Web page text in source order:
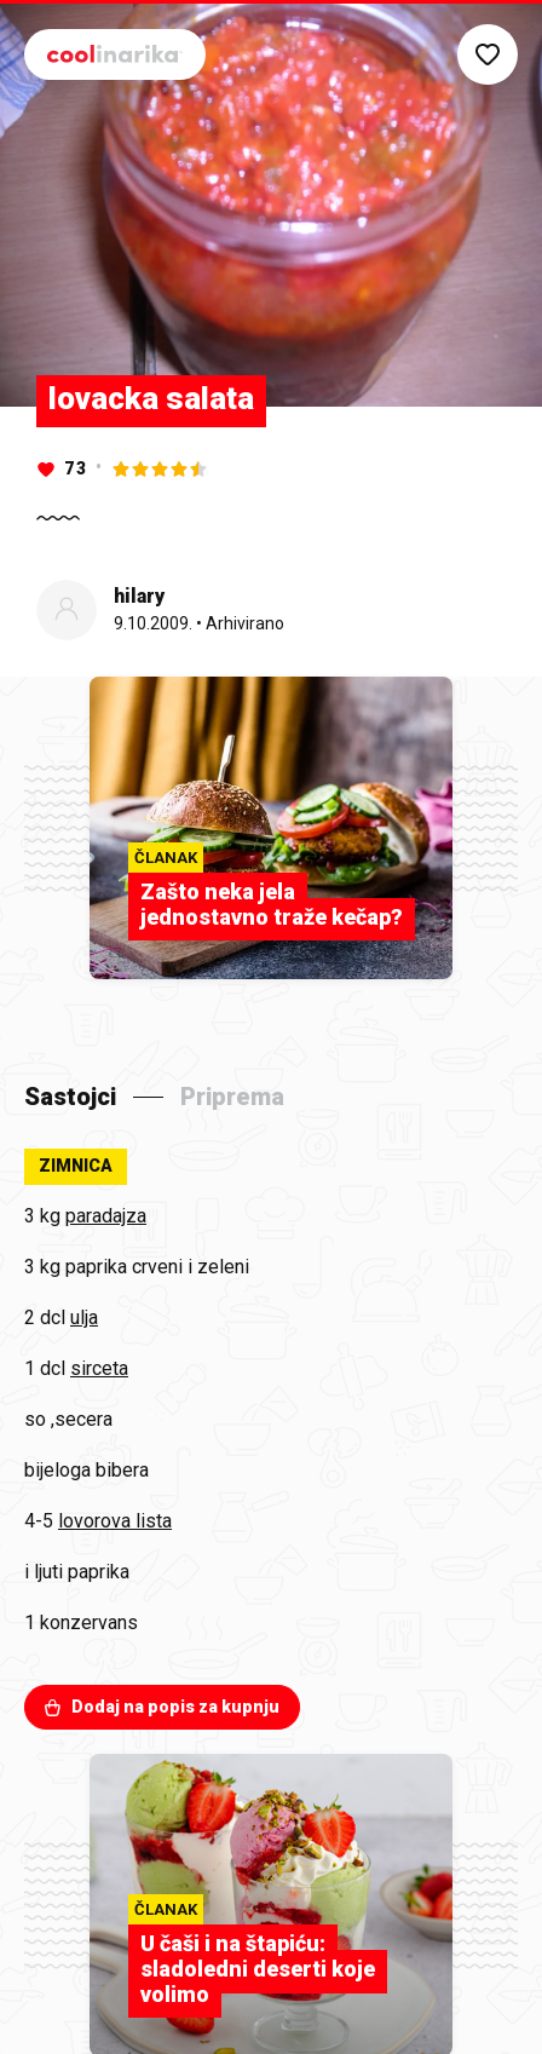
Preskoči na glavni sadržaj
lovacka salata
73
hilary
9.10.2009. • Arhivirano
ČLANAK
Zašto neka jela
jednostavno traže kečap?
Sastojci Priprema
ZIMNICA
3 kg paradajza
3 kg paprika crveni i zeleni
2 dcl ulja
1 dcl sirceta
so ,secera
bijeloga bibera
4-5 lovorova lista
i ljuti paprika
1 konzervans
Dodaj na popis za kupnju
ČLANAK
U čaši i na štapiću:
sladoledni deserti koje
volimo